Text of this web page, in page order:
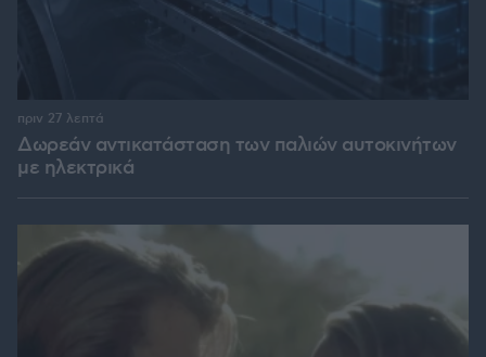
Δωρεάν αντικατάσταση των παλιών αυτοκινήτων
με ηλεκτρικά
πριν 27 λεπτά